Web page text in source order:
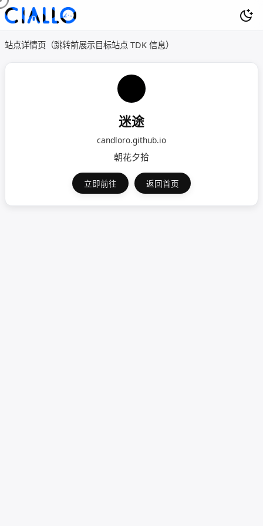
站点详情页（跳转前展示目标站点 TDK 信息）
迷途
candloro.github.io
朝花夕拾
立即前往 返回首页